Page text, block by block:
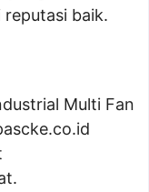
baik.
Multi Fan